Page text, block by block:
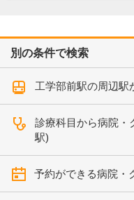
別の条件で検索
工学部前駅の周辺駅
診療科目から病院・
駅)
予約ができる病院・